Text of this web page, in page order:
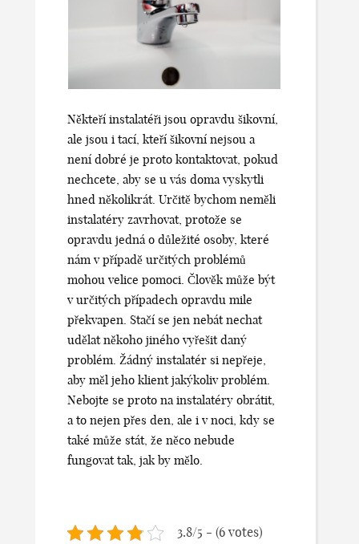
Někteří instalatéři jsou opravdu šikovní,
ale jsou i tací, kteří šikovní nejsou a
není dobré je proto kontaktovat, pokud
nechcete, aby se u vás doma vyskytli
hned několikrát. Určitě bychom neměli
instalatéry zavrhovat, protože se
opravdu jedná o důležité osoby, které
nám v případě určitých problémů
mohou velice pomoci. Člověk může být
v určitých případech opravdu mile
překvapen. Stačí se jen nebát nechat
udělat někoho jiného vyřešit daný
problém. Žádný instalatér si nepřeje,
aby měl jeho klient jakýkoliv problém.
Nebojte se proto na instalatéry obrátit,
a to nejen přes den, ale i v noci, kdy se
také může stát, že něco nebude
fungovat tak, jak by mělo.
3.8/5 - (6 votes)